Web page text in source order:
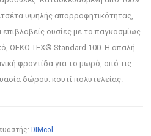
υψηλής απορροφητικότητας,
ουσίες με το παγκοσμίως
OEKO TEX® Standard 100. Η απαλή
φροντίδα για το μωρό, από τις
δώρου: κουτί πολυτελείας.
DIMcol